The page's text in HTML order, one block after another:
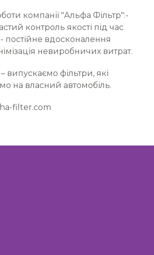
компанії "Альфа Фільтр":-
контроль якості під час
постійне вдосконалення
невиробничих витрат.
випускаємо фільтри, які
на власний автомобіль.
filter.com